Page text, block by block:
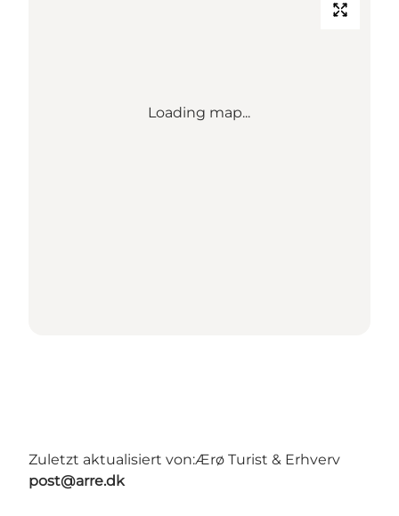
Loading map...
Zuletzt aktualisiert von:Ærø Turist & Erhverv
post@arre.dk